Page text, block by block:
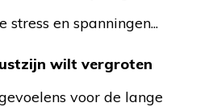
stress en spanningen...
wilt vergroten
voor de lange